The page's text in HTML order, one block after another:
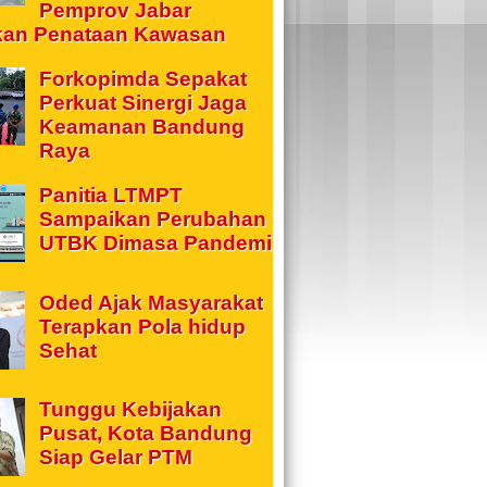
Pemprov Jabar
Penataan Kawasan
Forkopimda Sepakat
Perkuat Sinergi Jaga
Keamanan Bandung
Raya
Panitia LTMPT
Sampaikan Perubahan
UTBK Dimasa Pandemi
Oded Ajak Masyarakat
Terapkan Pola hidup
Sehat
Tunggu Kebijakan
Pusat, Kota Bandung
Siap Gelar PTM